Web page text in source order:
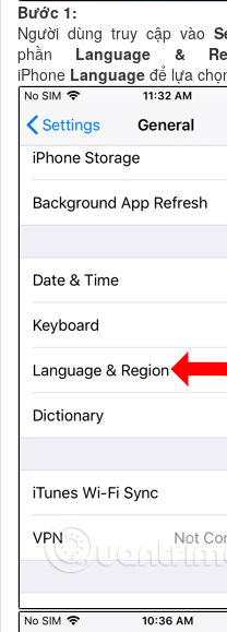
Bước 1:
Người dùng truy cập vào
phần Language &
iPhone Language để lựa